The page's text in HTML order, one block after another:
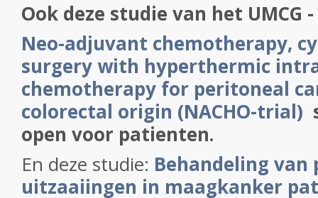
Ook deze studie van het UMCG
Neo-adjuvant chemotherapy,
surgery with hyperthermic
chemotherapy for peritoneal
colorectal origin (NACHO-trial)
open voor patienten.
En deze studie: Behandeling van
uitzaaiingen in maagkanker